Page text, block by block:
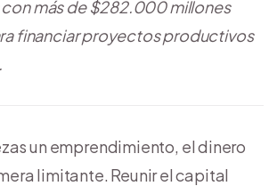
más de $282.000 millones
financiar proyectos productivos
un emprendimiento, el dinero
limitante. Reunir el capital